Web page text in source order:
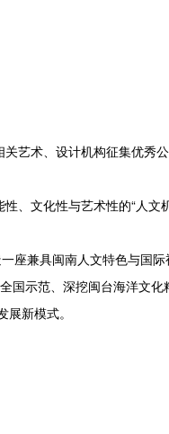
艺术、设计机构征集优秀
、文化性与艺术性的“人文
座兼具闽南人文特色与国
国示范、深挖闽台海洋文化
新模式。